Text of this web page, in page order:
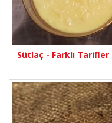
Sütlaç - Farklı Tarifler